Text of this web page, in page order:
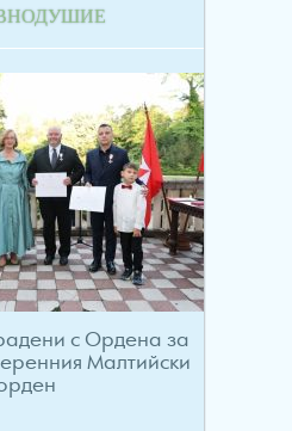
с Ордена за
Малтийски